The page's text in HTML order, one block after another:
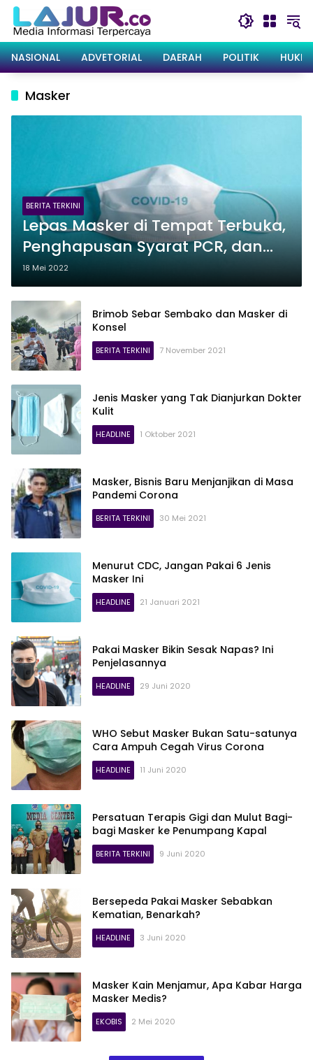
Langsung
konten
NASIONAL
ADVETORIAL DAERAH POLITIK
Masker
BERITA TERKINI
Lepas Masker di Tempat Terbuka,
Penghapusan Syarat PCR, dan
Langkah Menuju Endemi Covid-19
18 Mei 2022
Brimob Sebar Sembako dan Masker di
Konsel
BERITA TERKINI 7 November 2021
Jenis Masker yang Tak Dianjurkan Dokter
Kulit
HEADLINE 1 Oktober 2021
Masker, Bisnis Baru Menjanjikan di Masa
Pandemi Corona
BERITA TERKINI 30 Mei 2021
Menurut CDC, Jangan Pakai 6 Jenis
Masker Ini
HEADLINE 21 Januari 2021
Pakai Masker Bikin Sesak Napas? Ini
Penjelasannya
HEADLINE 29 Juni 2020
WHO Sebut Masker Bukan Satu-satunya
Cara Ampuh Cegah Virus Corona
HEADLINE 11 Juni 2020
Persatuan Terapis Gigi dan Mulut Bagi-
bagi Masker ke Penumpang Kapal
BERITA TERKINI 9 Juni 2020
Bersepeda Pakai Masker Sebabkan
Kematian, Benarkah?
HEADLINE 3 Juni 2020
Masker Kain Menjamur, Apa Kabar Harga
Masker Medis?
EKOBIS 2 Mei 2020